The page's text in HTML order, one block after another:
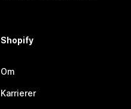
Shopify
Om
Karrierer